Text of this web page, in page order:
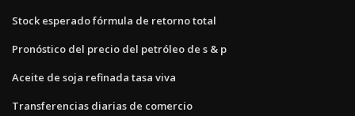
Stock esperado fórmula de retorno total
Pronóstico del precio del petróleo de s & p
Aceite de soja refinada tasa viva
Transferencias diarias de comercio